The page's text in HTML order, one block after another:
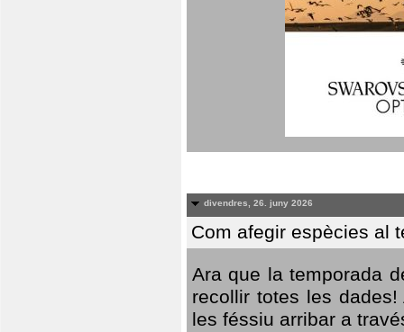
divendres, 26. juny 2026
Com afegir espècies al
Ara que la temporada
recollir totes les
les féssiu arribar a